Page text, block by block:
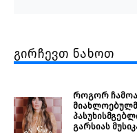
გირჩევთ ნახოთ
როგორ
გარსიას